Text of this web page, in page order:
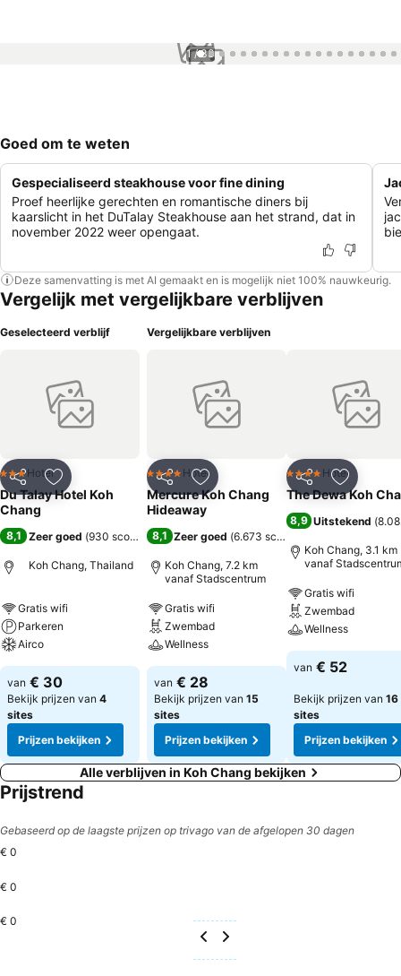
1 / 33
Goed om te weten
Gespecialiseerd steakhouse voor fine dining
Proef heerlijke gerechten en romantische diners bij
kaarslicht in het DuTalay Steakhouse aan het strand, dat in
november 2022 weer opengaat.
Deze samenvatting is met AI gemaakt en is mogelijk niet 100% nauwkeurig.
Vergelijk met vergelijkbare verblijven
Geselecteerd verblijf
Delen Toevoegen aan favorieten
3 Sterren
Hotel
Du Talay Hotel Koh
Chang
8,1 Zeer goed (930 scores )
Koh Chang, Thailand
Gratis wifi
Parkeren
Airco
van € 30
Bekijk prijzen van 4
sites
Prijzen bekijken
Vergelijkbare verblijven
Delen Toevoegen aan favorieten
4 SterrenHotel
Mercure Koh Chang
Hideaway
8,1 Zeer goed (6.673 scores
Koh Chang, 7.2 km
vanaf Stadscentrum
Gratis wifi
Zwembad
Wellness
van € 28
Bekijk prijzen van 15
sites
Prijzen bekijken
Delen
4 SterrenHotel
The Dewa Koh
8,9 Uitstekend (
Koh Chang, 3.1 km
vanaf
Gratis wifi
Zwembad
Wellness
van € 52
Bekijk prijzen van 16
sites
Prijzen bekijken
Alle verblijven in Koh Chang bekijken
Prijstrend
Gebaseerd op de laagste prijzen op trivago van de afgelopen 30 dagen
€ 0
€ 0
€ 0